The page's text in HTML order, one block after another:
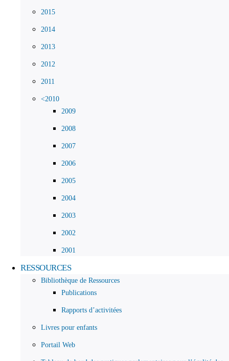
2015
2014
2013
2012
2011
<2010
2009
2008
2007
2006
2005
2004
2003
2002
2001
RESSOURCES
Bibliothèque de Ressources
Publications
Rapports d’activitées
Livres pour enfants
Portail Web